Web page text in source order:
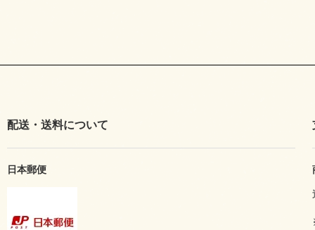
配送・送料について
日本郵便